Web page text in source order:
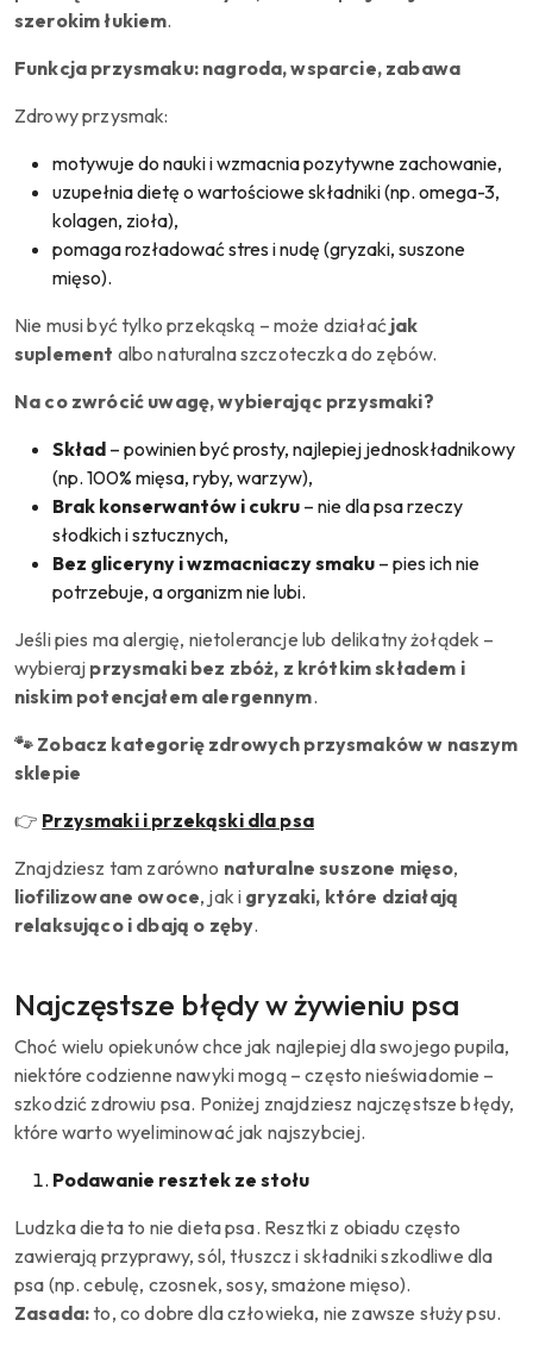
szerokim łukiem.
Funkcja przysmaku: nagroda, wsparcie, zabawa
Zdrowy przysmak:
motywuje do nauki i wzmacnia pozytywne zachowanie,
uzupełnia dietę o wartościowe składniki (np. omega-3,
kolagen, zioła),
pomaga rozładować stres i nudę (gryzaki, suszone
mięso).
Nie musi być tylko przekąską – może działać jak
suplement albo naturalna szczoteczka do zębów.
Na co zwrócić uwagę, wybierając przysmaki?
Skład – powinien być prosty, najlepiej jednoskładnikowy
(np. 100% mięsa, ryby, warzyw),
Brak konserwantów i cukru – nie dla psa rzeczy
słodkich i sztucznych,
Bez gliceryny i wzmacniaczy smaku – pies ich nie
potrzebuje, a organizm nie lubi.
Jeśli pies ma alergię, nietolerancje lub delikatny żołądek –
wybieraj przysmaki bez zbóż, z krótkim składem i
niskim potencjałem alergennym.
🐾 Zobacz kategorię zdrowych przysmaków w naszym
sklepie
👉 Przysmaki i przekąski dla psa
Znajdziesz tam zarówno naturalne suszone mięso,
liofilizowane owoce, jak i gryzaki, które działają
relaksująco i dbają o zęby.
Najczęstsze błędy w żywieniu psa
Choć wielu opiekunów chce jak najlepiej dla swojego pupila,
niektóre codzienne nawyki mogą – często nieświadomie –
szkodzić zdrowiu psa. Poniżej znajdziesz najczęstsze błędy,
które warto wyeliminować jak najszybciej.
Podawanie resztek ze stołu
Ludzka dieta to nie dieta psa. Resztki z obiadu często
zawierają przyprawy, sól, tłuszcz i składniki szkodliwe dla
psa (np. cebulę, czosnek, sosy, smażone mięso).
Zasada:to, co dobre dla człowieka, nie zawsze służy psu.